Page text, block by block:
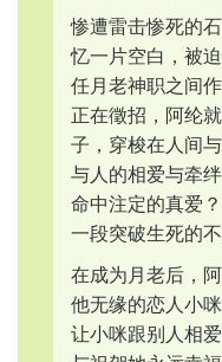
惨遭雷击惨死的
忆一片空白，被
任月老神职之间
正在徵招，阿纶
子，穿梭在人间
与人的相爱与牵
命中注定的真爱
一段突破生死的
在成为月老后，
他无缘的恋人小
让小咪跟别人相